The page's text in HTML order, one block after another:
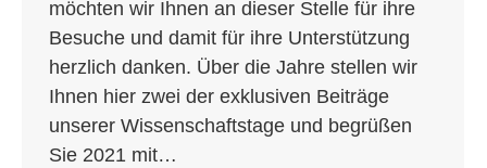
möchten wir Ihnen an dieser Stelle für ihre
Besuche und damit für ihre Unterstützung
herzlich danken. Über die Jahre stellen wir
Ihnen hier zwei der exklusiven Beiträge
unserer Wissenschaftstage und begrüßen
Sie 2021 mit…